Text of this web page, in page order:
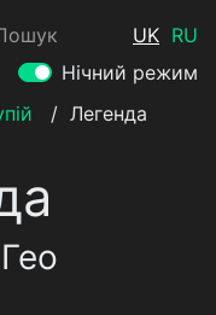
UK RU
Нічний режим
/ Легенда